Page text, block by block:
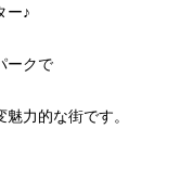
ー♪
ークで
力的な街です。